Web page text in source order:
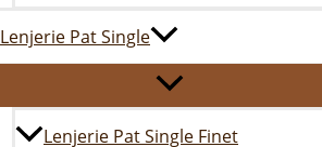
Lenjerie Pat Single
Lenjerie Pat Single Finet